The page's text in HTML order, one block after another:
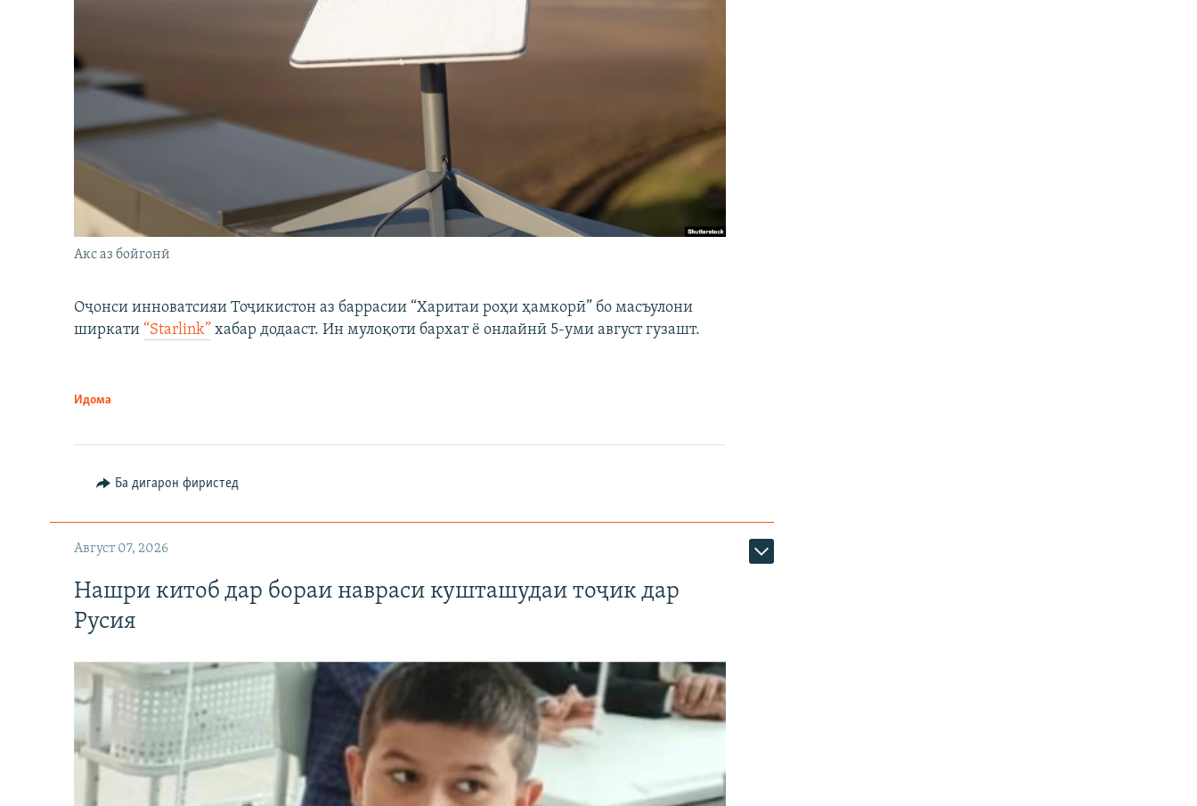
Акс аз бойгонӣ
Оҷонси инноватсияи Тоҷикистон аз баррасии “Харитаи роҳи ҳамкорӣ” бо масъулони
ширкати “Starlink” хабар додааст. Ин мулоқоти бархат ё онлайнӣ 5-уми август гузашт.
Идома
Ба дигарон фиристед
Август 07, 2026
Нашри китоб дар бораи навраси кушташудаи тоҷик дар
Русия